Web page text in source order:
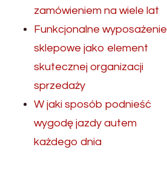
zamówieniem na wiele lat
Funkcjonalne wyposażenie
sklepowe jako element
skutecznej organizacji
sprzedaży
W jaki sposób podnieść
wygodę jazdy autem
każdego dnia